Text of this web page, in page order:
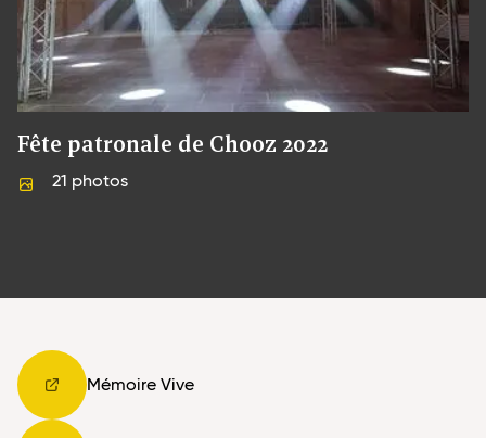
Fête patronale de Chooz 2022
21 photos
Mémoire Vive